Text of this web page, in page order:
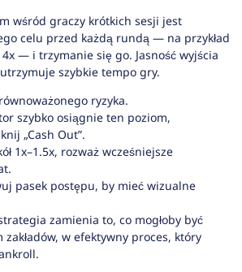
wśród graczy krótkich sesji jest
celu przed każdą rundą — na przykład
— i trzymanie się go. Jasność wyjścia
szybkie tempo gry.
ryzyka.
szybko osiągnie ten poziom,
„Cash Out”.
1x–1.5x, rozważ wcześniejsze
pasek postępu, by mieć wizualne
zamienia to, co mogłoby być
w efektywny proces, który